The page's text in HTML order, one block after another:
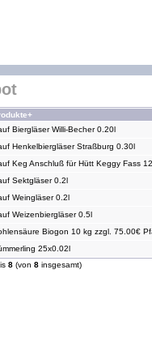
Biergläser Willi-Becher 0.20l
Henkelbiergläser Straßburg 0.30l
Keg Anschluß für Hütt Keggy Fass
Sektgläser 0.2l
Weingläser 0.2l
Weizenbiergläser 0.5l
Biogon 10 kg zzgl. 75.00€
25x0.02l
8 (von 8 insgesamt)